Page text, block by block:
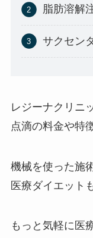
脂肪溶解
サクセン
レジーナクリニ
点滴の料金や特
機械を使った施
医療ダイエット
もっと気軽に医